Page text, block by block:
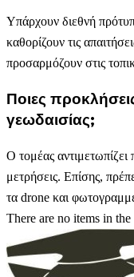
Υπάρχουν διεθνή
καθορίζουν τις
προσαρμόζουν στις
Ποιες
γεωδαισίας;
Ο τομέας αντιμετωπίζει
μετρήσεις. Επίσης,
τα drone και
There are no items in